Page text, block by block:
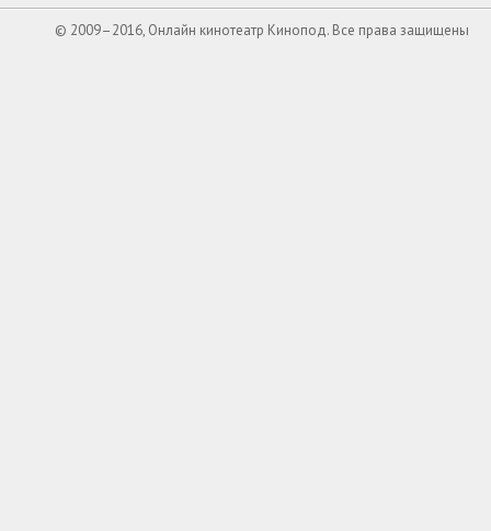
© 2009–2016, Онлайн кинотеатр Кинопод. Все права защищены